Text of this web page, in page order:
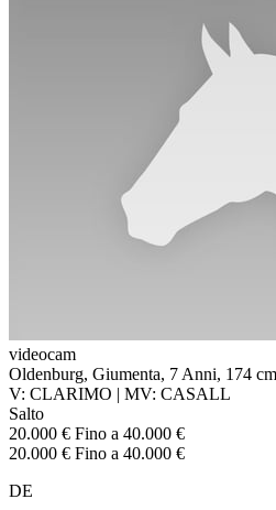
videocam
Oldenburg, Giumenta, 7 Anni, 174
V: CLARIMO | MV: CASALL
Salto
20.000 € Fino a 40.000 €
20.000 € Fino a 40.000 €
DE